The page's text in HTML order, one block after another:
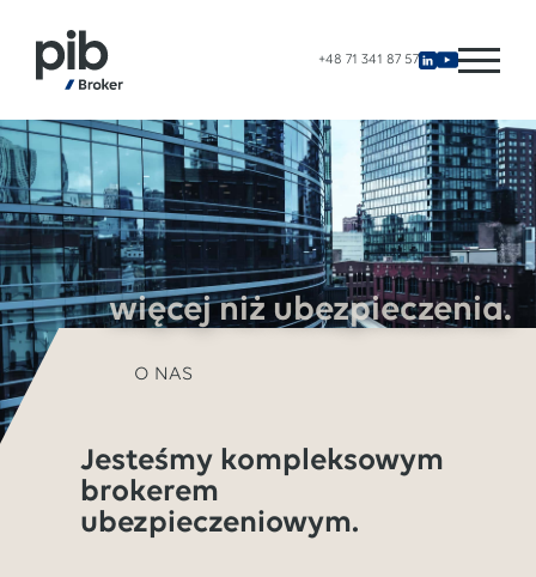
+48 71 341 87 57
więcej niż ubezpieczenia.
O NAS
Jesteśmy kompleksowym
brokerem
ubezpieczeniowym.